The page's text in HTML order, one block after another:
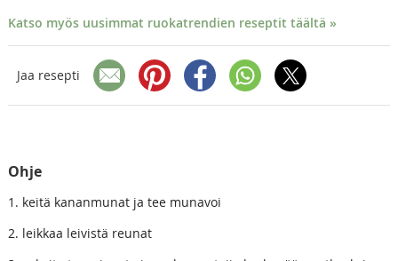
Katso myös uusimmat ruokatrendien reseptit täältä »
Jaa resepti
Ohje
1. keitä kananmunat ja tee munavoi
2. leikkaa leivistä reunat